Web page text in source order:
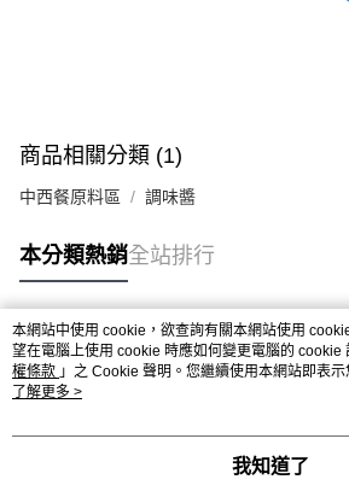
※ 交易是否成功請以「AFTEE先享後付 」之結
【注意事項】
１．透過由恩沛科技股份有限公司提供之「
易，需依本服務之必要範圍內提供個人資料，並
權轉讓予恩沛科技股份有限公司。
https://aftee.tw/terms/#terms3
４．使用「AFTEE先享後付」時，將依據個別帳
時審查核予不同之上限額度；若仍有額度不足之
請求用戶進行身份認證。
５．嚴禁一人註冊多個帳號或使用他人資訊註冊。
付款後7-11取貨-重量限制含紙箱10kg，請
每筆NT$90，滿NT$990(含以上)免運費
宅配-新竹物流
每筆NT$150，滿NT$2,000(含以上)免運費
離島客戶-中華郵政
每筆NT$120，滿NT$2,000(含以上)免運費
商品相關分類 (1)
中西餐原料區 調味醬
本分類熱銷全站排行
熱門標籤
本網站中使用 cookie，欲查詢有關本網站使用
望在電腦上使用 cookie 時應如何變更電腦的 cookie
權條款 」之 Cookie 聲明。您繼續使用本網站即表
用條款之 Cookie 聲明使用 cookie。
了解更多 >
我知道了